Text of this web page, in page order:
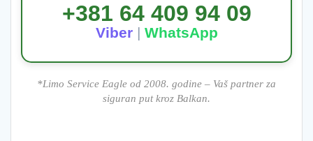
+381 64 409 94 09
Viber| WhatsApp
*Limo Service Eagle od 2008. godine – Vaš partner za
siguran put kroz Balkan.